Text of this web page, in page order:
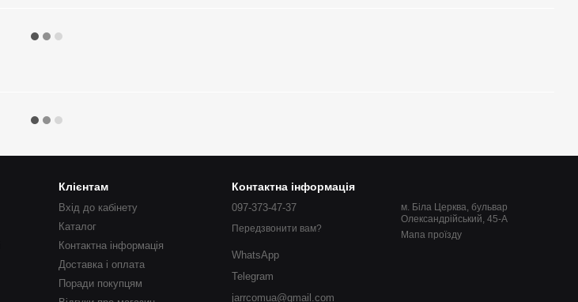
Клієнтам
Вхід до кабінету
Каталог
Контактна інформація
Доставка і оплата
Поради покупцям
Контактна інформація
097-373-47-37
Передзвонити вам?
WhatsApp
Telegram
jarrcomua@gmail.com
м. Біла Церква, бульвар
Олександрійський, 45-А
Мапа проїзду